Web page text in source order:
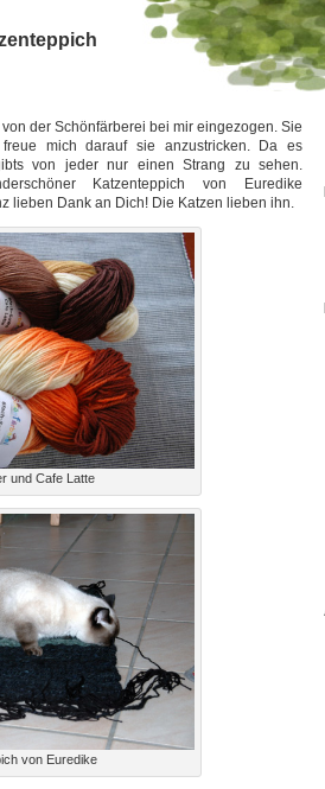
der Schönfärberei bei mir eingezogen. Sie
mich darauf sie anzustricken. Da es
von jeder nur einen Strang zu sehen.
Katzenteppich von Euredike
lieben Dank an Dich! Die Katzen lieben ihn.
und Cafe Latte
von Euredike